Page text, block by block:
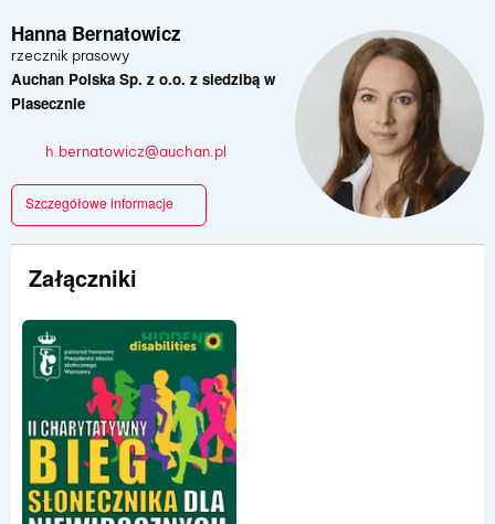
Hanna Bernatowicz
rzecznik prasowy
Auchan Polska Sp. z o.o. z siedzibą w
Piasecznie
h.bernatowicz@auchan.pl
Szczegółowe informacje
Załączniki